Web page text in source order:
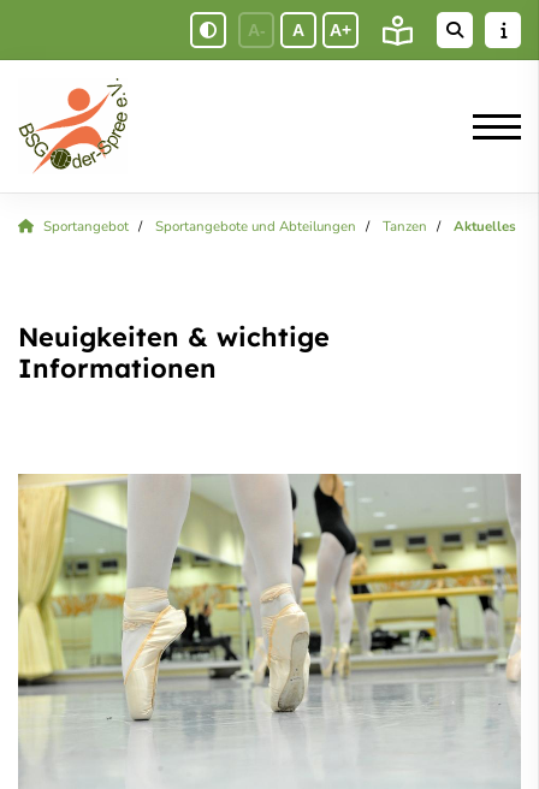
A- A A+
Sportangebot Sportangebote und Abteilungen Tanzen Aktuelles
Neuigkeiten & wichtige
Informationen